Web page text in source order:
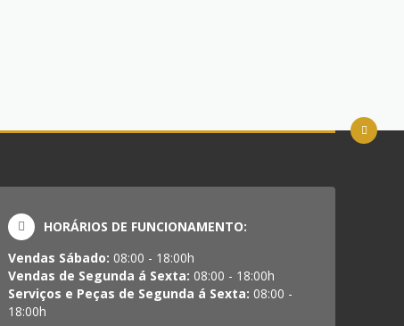
HORÁRIOS DE FUNCIONAMENTO:
Vendas Sábado: 08:00 - 18:00h
Vendas de Segunda á Sexta: 08:00 - 18:00h
Serviços e Peças de Segunda á Sexta: 08:00 -
18:00h